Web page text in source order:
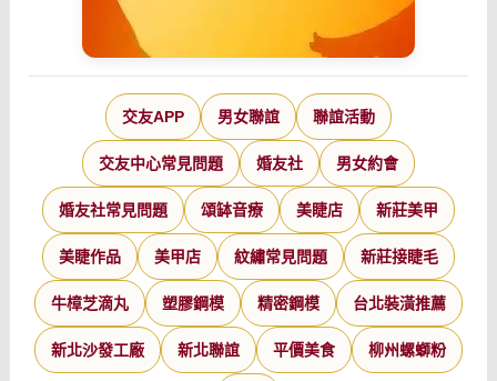
交友APP 男女聯誼 聯誼活動
交友中心常見問題 婚友社 男女約會
婚友社常見問題 頌缽音療 美睫店 新莊美甲
美睫作品 美甲店 紋繡常見問題 新莊接睫毛
牛樟芝滴丸 塑膠鋼模 精密鋼模 台北裝潢推薦
新北沙發工廠 新北聯誼 平價美食 柳州螺螄粉